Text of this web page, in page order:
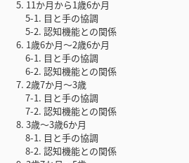
5. 11か月から1歳6か月
5-1. 目と手の協調
5-2. 認知機能との関係
6. 1歳6か月〜2歳6か月
6-1. 目と手の協調
6-2. 認知機能との関係
7. 2歳7か月〜3歳
7-1. 目と手の協調
7-2. 認知機能との関係
8. 3歳〜3歳6か月
8-1. 目と手の協調
8-2. 認知機能との関係